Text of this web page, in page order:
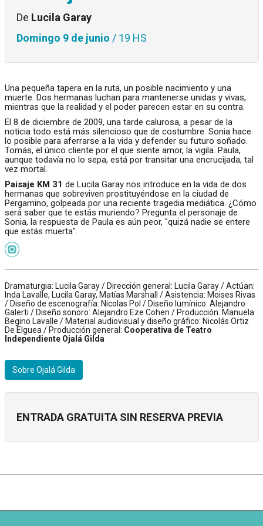
De Lucila Garay
Domingo 9 de junio / 19 HS
Una pequeña tapera en la ruta, un posible nacimiento y una
muerte. Dos hermanas luchan para mantenerse unidas y vivas,
mientras que la realidad y el poder parecen estar en su contra.
El 8 de diciembre de 2009, una tarde calurosa, a pesar de la
noticia todo está más silencioso que de costumbre. Sonia hace
lo posible para aferrarse a la vida y defender su futuro soñado.
Tomás, el único cliente por el que siente amor, la vigila. Paula,
aunque todavía no lo sepa, está por transitar una encrucijada, tal
vez mortal.
Paisaje KM 31 de Lucila Garay nos introduce en la vida de dos
hermanas que sobreviven prostituyéndose en la ciudad de
Pergamino, golpeada por una reciente tragedia mediática. ¿Cómo
será saber que te estás muriendo? Pregunta el personaje de
Sonia, la respuesta de Paula es aún peor, "quizá nadie se entere
que estás muerta".
Dramaturgia: Lucila Garay / Dirección general: Lucila Garay / Actúan:
Inda Lavalle, Lucila Garay, Matías Marshall / Asistencia: Moises Rivas
/ Diseño de escenografía: Nicolas Pol / Diseño lumínico: Alejandro
Galerti / Diseño sonoro: Alejandro Eze Cohen / Producción: Manuela
Begino Lavalle / Material audiovisual y diseño gráfico: Nicolás Ortiz
De Elguea / Producción general: Cooperativa de Teatro
Independiente Ojalá Gilda
Sobre Ojalá Gilda
ENTRADA GRATUITA SIN RESERVA PREVIA